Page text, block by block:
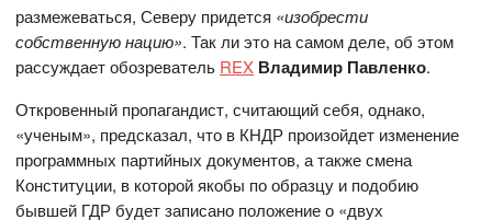
размежеваться, Северу придется «изобрести
собственную нацию». Так ли это на самом деле, об этом
рассуждает обозреватель REX Владимир Павленко.
Откровенный пропагандист, считающий себя, однако,
«ученым», предсказал, что в КНДР произойдет изменение
программных партийных документов, а также смена
Конституции, в которой якобы по образцу и подобию
бывшей ГДР будет записано положение о «двух